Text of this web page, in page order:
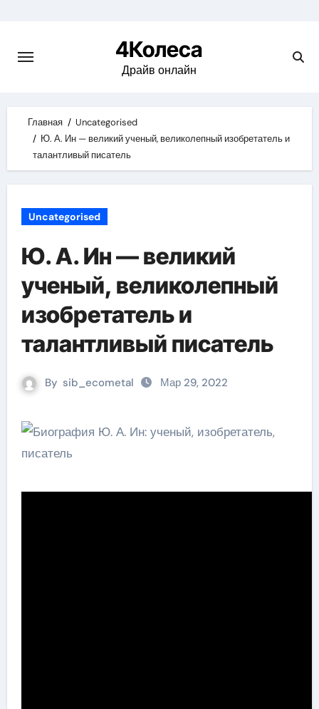
content
4Колеса
Драйв онлайн
Главная
Uncategorised
Ю. А. Ин — великий ученый, великолепный изобретатель и
талантливый писатель
Uncategorised
Ю. А. Ин — великий
ученый, великолепный
изобретатель и
талантливый писатель
By sib_ecometal Мар 29, 2022